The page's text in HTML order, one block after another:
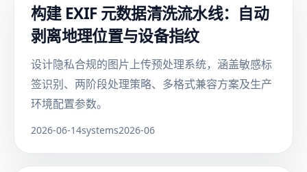
构建 EXIF 元数据清洗流水线：自动
剥离地理位置与设备指纹
设计隐私合规的图片上传预处理系统，涵盖敏感标
签识别、两阶段处理策略、多格式兼容方案及生产
环境配置参数。
2026-06-14systems2026-06